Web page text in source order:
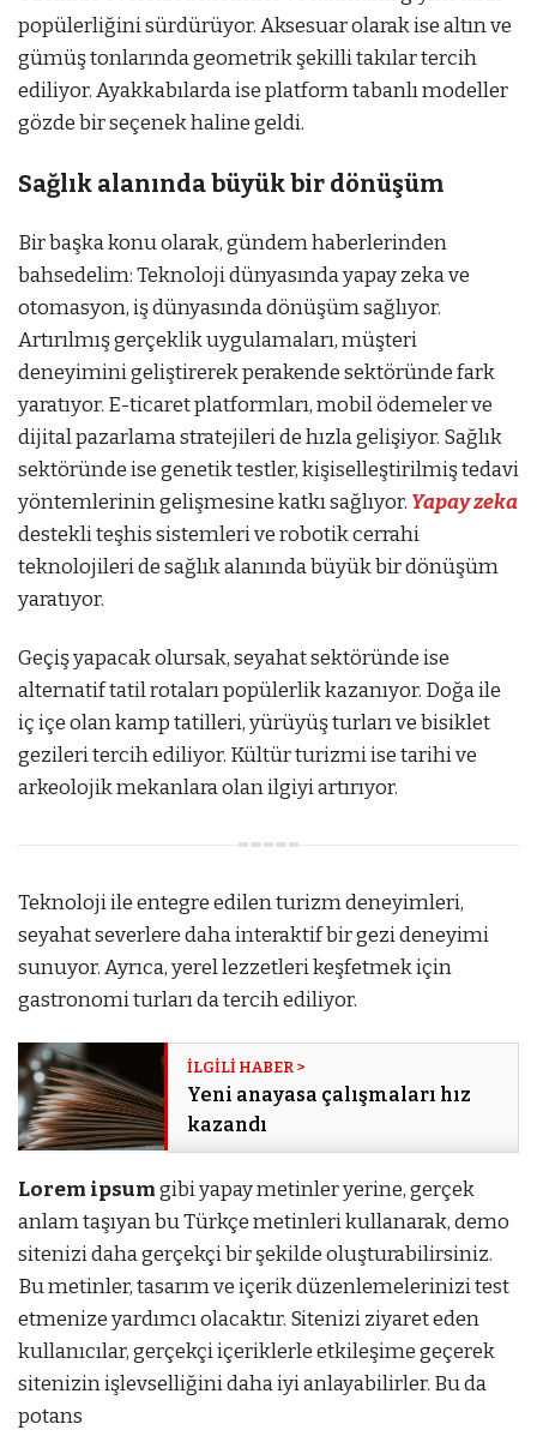
popülerliğini sürdürüyor. Aksesuar olarak ise altın ve
gümüş tonlarında geometrik şekilli takılar tercih
ediliyor. Ayakkabılarda ise platform tabanlı modeller
gözde bir seçenek haline geldi.
mostbet az mostbet az
Sağlık alanında büyük bir dönüşüm
Bir başka konu olarak, gündem haberlerinden
bahsedelim: Teknoloji dünyasında yapay zeka ve
otomasyon, iş dünyasında dönüşüm sağlıyor.
Artırılmış gerçeklik uygulamaları, müşteri
deneyimini geliştirerek perakende sektöründe fark
yaratıyor. E-ticaret platformları, mobil ödemeler ve
dijital pazarlama stratejileri de hızla gelişiyor. Sağlık
sektöründe ise genetik testler, kişiselleştirilmiş tedavi
yöntemlerinin gelişmesine katkı sağlıyor. Yapay zeka
destekli teşhis sistemleri ve robotik cerrahi
teknolojileri de sağlık alanında büyük bir dönüşüm
yaratıyor.
Geçiş yapacak olursak, seyahat sektöründe ise
alternatif tatil rotaları popülerlik kazanıyor. Doğa ile
iç içe olan kamp tatilleri, yürüyüş turları ve bisiklet
gezileri tercih ediliyor. Kültür turizmi ise tarihi ve
arkeolojik mekanlara olan ilgiyi artırıyor.
Teknoloji ile entegre edilen turizm deneyimleri,
seyahat severlere daha interaktif bir gezi deneyimi
sunuyor. Ayrıca, yerel lezzetleri keşfetmek için
gastronomi turları da tercih ediliyor.
Yeni anayasa çalışmaları hız
kazandı
Lorem ipsumgibi yapay metinler yerine, gerçek
anlam taşıyan bu Türkçe metinleri kullanarak, demo
sitenizi daha gerçekçi bir şekilde oluşturabilirsiniz.
Bu metinler, tasarım ve içerik düzenlemelerinizi test
etmenize yardımcı olacaktır. Sitenizi ziyaret eden
kullanıcılar, gerçekçi içeriklerle etkileşime geçerek
sitenizin işlevselliğini daha iyi anlayabilirler. Bu da
potans